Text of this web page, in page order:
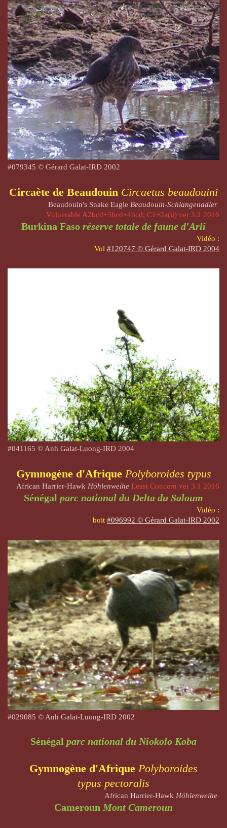
#079345 © Gérard Galat-IRD 2002
Circaète de Beaudouin Circaetus beaudouini
Beaudouin's Snake Eagle Beaudouin-Schlangenadler
Vulnerable A2bcd+3bcd+4bcd; C1+2a(ii) ver 3.1 2016
Burkina Faso réserve totale de faune d'Arli
Vidéo :
Vol #120747 © Gérard Galat-IRD 2004
#041165 © Anh Galat-Luong-IRD 2004
Gymnogène d'Afrique Polyboroides typus
African Harrier-Hawk Höhlenweihe Least Concern ver 3.1 2016
Sénégal parc national du Delta du Saloum
Vidéo :
boit #096992 © Gérard Galat-IRD 2002
#029085 © Anh Galat-Luong-IRD 2002
Sénégal parc national du Niokolo Koba
Gymnogène d'Afrique Polyboroides
typus pectoralis
African Harrier-Hawk Höhlenweihe
Cameroun Mont Cameroun